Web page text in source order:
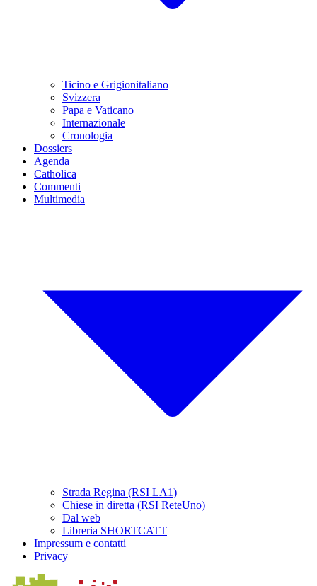
Ticino e Grigionitaliano
Svizzera
Papa e Vaticano
Internazionale
Cronologia
Dossiers
Agenda
Catholica
Commenti
Multimedia
Strada Regina (RSI LA1)
Chiese in diretta (RSI ReteUno)
Dal web
Libreria SHORTCATT
Impressum e contatti
Privacy